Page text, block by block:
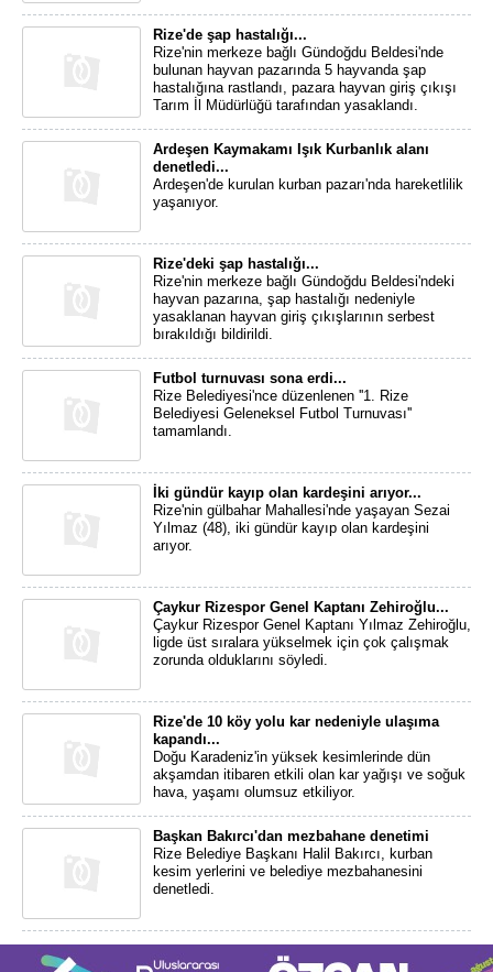
Rize'de şap hastalığı...
Rize'nin merkeze bağlı Gündoğdu Beldesi'nde
bulunan hayvan pazarında 5 hayvanda şap
hastalığına rastlandı, pazara hayvan giriş çıkışı
Tarım İl Müdürlüğü tarafından yasaklandı.
Ardeşen Kaymakamı Işık Kurbanlık alanı
denetledi...
Ardeşen'de kurulan kurban pazarı'nda hareketlilik
yaşanıyor.
Rize'deki şap hastalığı...
Rize'nin merkeze bağlı Gündoğdu Beldesi'ndeki
hayvan pazarına, şap hastalığı nedeniyle
yasaklanan hayvan giriş çıkışlarının serbest
bırakıldığı bildirildi.
Futbol turnuvası sona erdi...
Rize Belediyesi'nce düzenlenen ''1. Rize
Belediyesi Geleneksel Futbol Turnuvası''
tamamlandı.
İki gündür kayıp olan kardeşini arıyor...
Rize'nin gülbahar Mahallesi'nde yaşayan Sezai
Yılmaz (48), iki gündür kayıp olan kardeşini
arıyor.
Çaykur Rizespor Genel Kaptanı Zehiroğlu...
Çaykur Rizespor Genel Kaptanı Yılmaz Zehiroğlu,
ligde üst sıralara yükselmek için çok çalışmak
zorunda olduklarını söyledi.
Rize'de 10 köy yolu kar nedeniyle ulaşıma
kapandı...
Doğu Karadeniz'in yüksek kesimlerinde dün
akşamdan itibaren etkili olan kar yağışı ve soğuk
hava, yaşamı olumsuz etkiliyor.
Başkan Bakırcı'dan mezbahane denetimi
Rize Belediye Başkanı Halil Bakırcı, kurban
kesim yerlerini ve belediye mezbahanesini
denetledi.